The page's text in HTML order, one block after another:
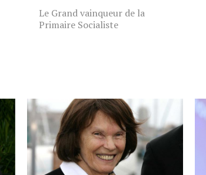
Le Grand vainqueur de la
Primaire Socialiste